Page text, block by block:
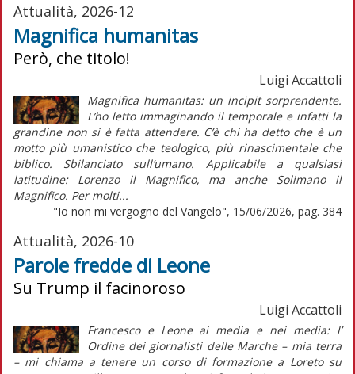
Attualità, 2026-12
Magnifica humanitas
Però, che titolo!
Luigi Accattoli
Magnifica humanitas: un incipit sorprendente.
L’ho letto immaginando il temporale e infatti la
grandine non si è fatta attendere. C’è chi ha detto che è un
motto più umanistico che teologico, più rinascimentale che
biblico. Sbilanciato sull’umano. Applicabile a qualsiasi
latitudine: Lorenzo il Magnifico, ma anche Solimano il
Magnifico. Per molti...
"Io non mi vergogno del Vangelo", 15/06/2026, pag. 384
Attualità, 2026-10
Parole fredde di Leone
Su Trump il facinoroso
Luigi Accattoli
Francesco e Leone ai media e nei media: l’
Ordine dei giornalisti delle Marche – mia terra
– mi chiama a tenere un corso di formazione a Loreto su